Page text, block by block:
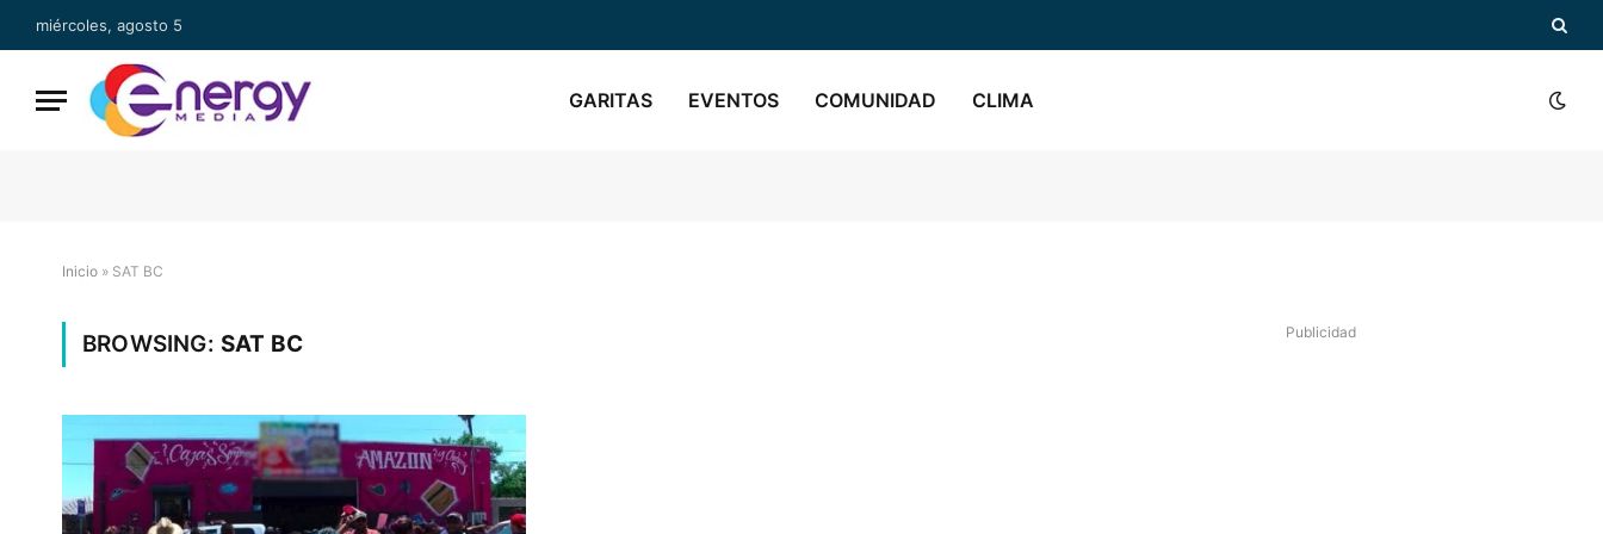
miércoles, agosto 5
GARITAS EVENTOS COMUNIDAD CLIMA
Inicio » SAT BC
BROWSING: SAT BC Publicidad